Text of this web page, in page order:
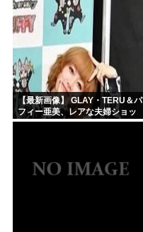
【最新画像】 GLAY・TERU＆パ
フィー亜美、レアな夫婦ショッ
トを公開してしまう！